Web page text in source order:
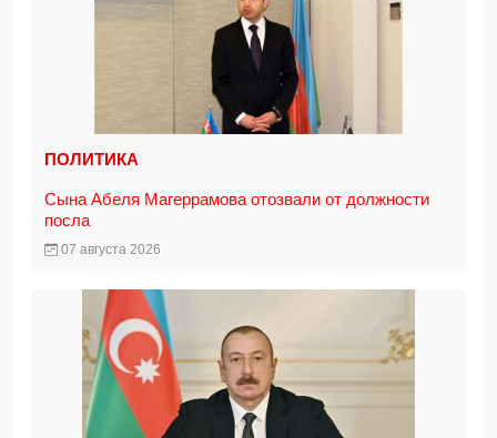
ПОЛИТИКА
Сына Абеля Магеррамова отозвали от должности
посла
07 августа 2026